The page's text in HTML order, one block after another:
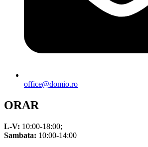
office@domio.ro
ORAR
L-V: 10:00-18:00;
Sambata: 10:00-14:00